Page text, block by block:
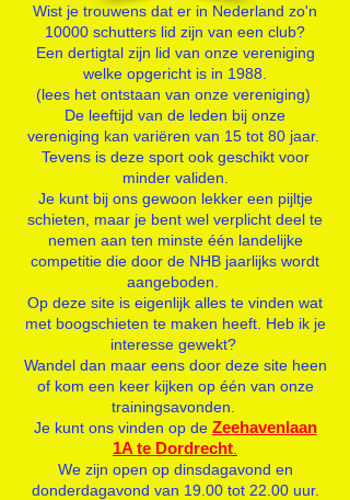
Wist je trouwens dat er in Nederland zo'n
10000 schutters lid zijn van een club?
Een dertigtal zijn lid van onze vereniging
welke opgericht is in 1988.
(lees het ontstaan van onze vereniging)
De leeftijd van de leden bij onze
vereniging kan variëren van 15 tot 80 jaar.
Tevens is deze sport ook geschikt voor
minder validen.
Je kunt bij ons gewoon lekker een pijltje
schieten, maar je bent wel verplicht deel te
nemen aan ten minste één landelijke
competitie die door de NHB jaarlijks wordt
aangeboden.
Op deze site is eigenlijk alles te vinden wat
met boogschieten te maken heeft. Heb ik je
interesse gewekt?
Wandel dan maar eens door deze site heen
of kom een keer kijken op één van onze
trainingsavonden.
Je kunt ons vinden op de Zeehavenlaan
1A te Dordrecht
We zijn open op dinsdagavond en
donderdagavond van 19.00 tot 22.00 uur.